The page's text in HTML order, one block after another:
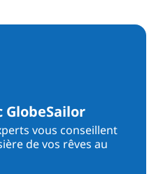
GlobeSailor
vous conseillent
de vos rêves au